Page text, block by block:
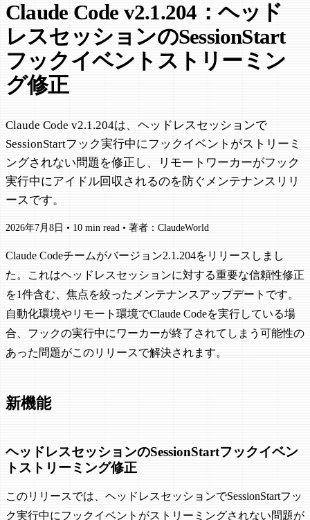
Claude Code v2.1.204：ヘッド
レスセッションのSessionStart
フックイベントストリーミン
グ修正
Claude Code v2.1.204は、ヘッドレスセッションで
SessionStartフック実行中にフックイベントがストリーミ
ングされない問題を修正し、リモートワーカーがフック
実行中にアイドル回収されるのを防ぐメンテナンスリリ
ースです。
2026年7月8日 • 10 min read • 著者：ClaudeWorld
Claude Codeチームがバージョン2.1.204をリリースしまし
た。これはヘッドレスセッションに対する重要な信頼性修正
を1件含む、焦点を絞ったメンテナンスアップデートです。
自動化環境やリモート環境でClaude Codeを実行している場
合、フックの実行中にワーカーが終了されてしまう可能性の
あった問題がこのリリースで解決されます。
新機能
ヘッドレスセッションのSessionStartフックイベン
トストリーミング修正
このリリースでは、ヘッドレスセッションでSessionStartフッ
ク実行中にフックイベントがストリーミングされない問題が